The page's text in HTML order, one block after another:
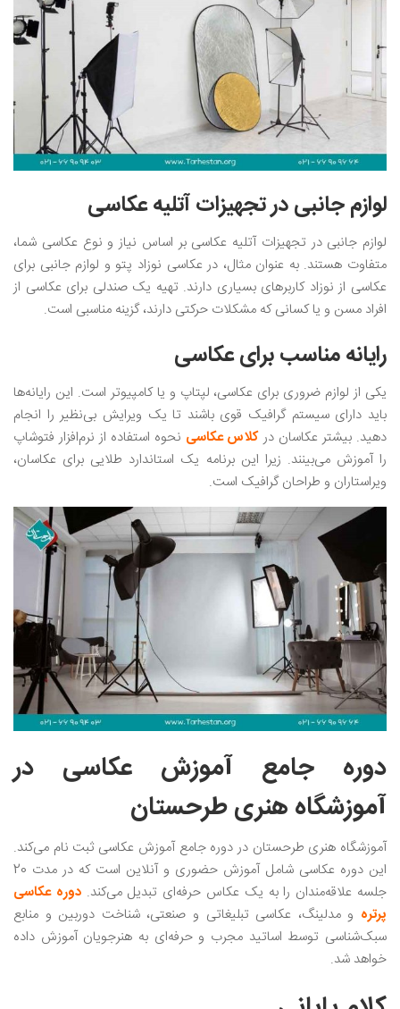
لوازم جانبی در تجهیزات آتلیه عکاسی
لوازم جانبی در تجهیزات آتلیه عکاسی بر اساس نیاز و نوع عکاسی شما،
متفاوت هستند. به عنوان مثال، در عکاسی نوزاد پتو و لوازم جانبی برای
عکاسی از نوزاد کاربرهای بسیاری دارند. تهیه یک صندلی برای عکاسی از
افراد مسن و یا کسانی که مشکلات حرکتی دارند، گزینه مناسبی است.
رایانه مناسب برای عکاسی
یکی از لوازم ضروری برای عکاسی، لپتاپ و یا کامپیوتر است. این رایانه‌ها
باید دارای سیستم گرافیک قوی باشند تا یک ویرایش بی‌نظیر را انجام
دهید. بیشتر عکاسان درکلاس عکاسی نحوه استفاده از نرم‌افزار فتوشاپ
را آموزش می‌بینند. زیرا این برنامه یک استاندارد طلایی برای عکاسان،
ویراستاران و طراحان گرافیک است.
دوره جامع آموزش عکاسی در
آموزشگاه هنری طرحستان
آموزشگاه هنری طرحستان در دوره جامع آموزش عکاسی ثبت نام می‌کند.
این دوره عکاسی شامل آموزش حضوری و آنلاین است که در مدت 20
جلسه علاقه‌مندان را به یک عکاس حرفه‌ای تبدیل می‌کند.دوره عکاسی
پرتره و مدلینگ، عکاسی تبلیغاتی و صنعتی، شناخت دوربین و منابع
سبک‌شناسی توسط اساتید مجرب و حرفه‌ای به هنرجویان آموزش داده
خواهد شد.